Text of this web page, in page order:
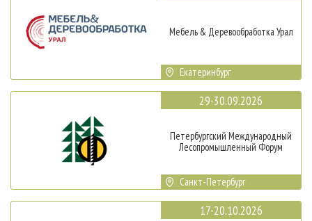
Мебель & Деревообработка Урал
Екатеринбург
29-30.09.2026
Петербургский Международный
Лесопромышленный Форум
Санкт-Петербург
17-20.10.2026